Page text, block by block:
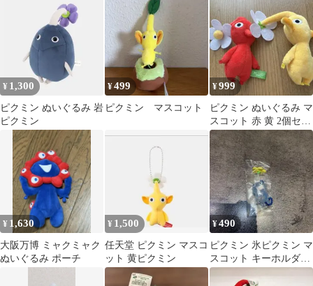
クミン 氷ピクミン
¥ 1,300
ピクミン ぬいぐるみ 岩
ピクミン
¥499
ピクミン マスコット
¥999
ピクミン ぬいぐるみ マ
スコット 赤 黄 2個セッ
ト
¥ 1,630
大阪万博 ミャクミャク
ぬいぐるみ ポーチ
¥ 1,500
任天堂 ピクミン マスコ
ット 黄ピクミン
¥490
ピクミン 氷ピクミン マ
スコット キーホルダー
グミ